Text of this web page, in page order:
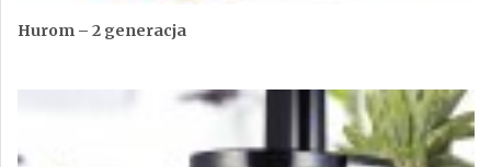
Hurom – 2 generacja